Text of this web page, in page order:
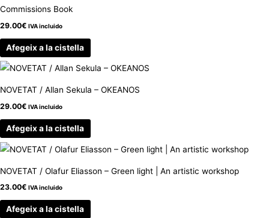
Commissions Book
29.00€ IVA incluido
Afegeix a la cistella
NOVETAT / Allan Sekula – OKEANOS
29.00€ IVA incluido
Afegeix a la cistella
NOVETAT / Olafur Eliasson – Green light | An artistic workshop
23.00€ IVA incluido
Afegeix a la cistella